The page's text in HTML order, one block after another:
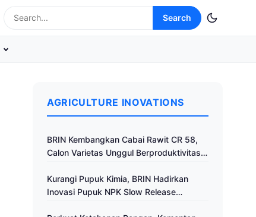
Search
AGRICULTURE INOVATIONS
BRIN Kembangkan Cabai Rawit CR 58,
Calon Varietas Unggul Berproduktivitas
Kurangi Pupuk Kimia, BRIN Hadirkan
Inovasi Pupuk NPK Slow Release